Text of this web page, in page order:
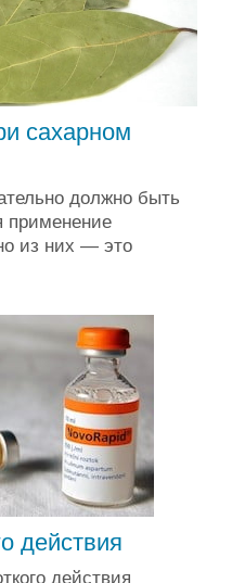
сахарном
должно быть
применение
из них — это
действия
действия